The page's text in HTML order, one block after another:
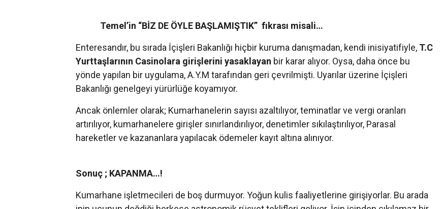
Temel’in “BİZ DE ÖYLE BAŞLAMIŞTIK” fıkrası misali…
Enteresandır, bu sırada İçişleri Bakanlığı hiçbir kuruma danışmadan, kendi inisiyatifiyle, T.C
Yurttaşlarının Casinolara girişlerini yasaklayan bir karar alıyor. Oysa, daha önce bu
yönde yapılan bir uygulama, A.Y.M tarafından geri çevrilmişti. Uyarılar üzerine İçişleri
Bakanlığı genelgeyi yürürlüğe koyamıyor.
Ancak önlemler olarak; Kumarhanelerin sayısı azaltılıyor, teminatlar ve vergi oranları
artırılıyor, kumarhanelere girişler sınırlandırılıyor, denetimler sıkılaştırılıyor, Parasal
hareketler ve kazananlara yapılacak ödemeler kayıt altına alınıyor.
Sonuç ; KAPANMA…!
Kumarhane işletmecileri de boş durmuyor. Yoğun kulis faaliyetlerine girişiyorlar. Bu arada